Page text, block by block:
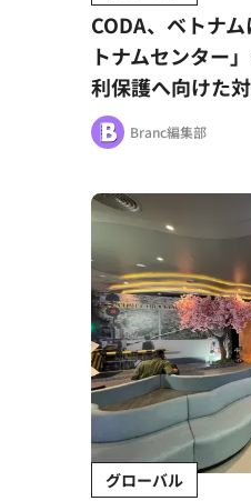
CODA、ベトナ
トナムセンター
利保護へ向けた
Branc編集部
グローバル